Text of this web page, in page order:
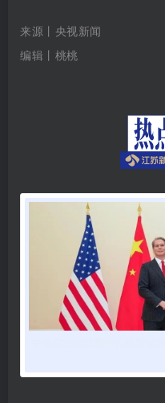
来源丨央视新闻
编辑丨桃桃